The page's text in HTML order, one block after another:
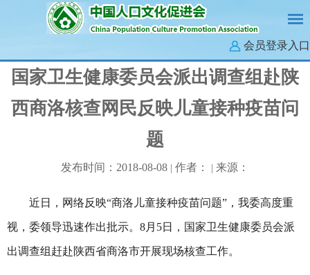
会员登录入口
国家卫生健康委员会派出调查组赴陕
西商洛核查网民反映儿童接种疫苗问
题
发布时间：2018-08-08 作者： 来源：
近日，网络反映“商洛儿童接种疫苗问题”，我委高度重
视，委领导迅速作出批示。8月5日，国家卫生健康委员会派
出调查组赶赴陕西省商洛市开展现场核查工作。